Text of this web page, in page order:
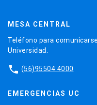
MESA CENTRAL
Teléfono para
Universidad.
phone (56)95504 4000
EMERGENCIAS UC